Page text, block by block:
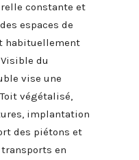
constante et
espaces de
habituellement
du
vise une
végétalisé,
implantation
des piétons et
en